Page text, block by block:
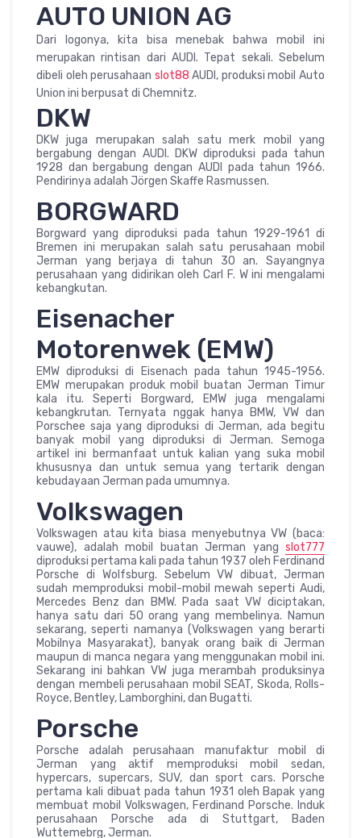
AUTO UNION AG
Dari logonya, kita bisa menebak bahwa mobil ini
merupakan rintisan dari AUDI. Tepat sekali. Sebelum
dibeli oleh perusahaan slot88 AUDI, produksi mobil Auto
Union ini berpusat di Chemnitz.
DKW
DKW juga merupakan salah satu merk mobil yang
bergabung dengan AUDI. DKW diproduksi pada tahun
1928 dan bergabung dengan AUDI pada tahun 1966.
Pendirinya adalah Jörgen Skaffe Rasmussen.
BORGWARD
Borgward yang diproduksi pada tahun 1929-1961 di
Bremen ini merupakan salah satu perusahaan mobil
Jerman yang berjaya di tahun 30 an. Sayangnya
perusahaan yang didirikan oleh Carl F. W ini mengalami
kebangkutan.
Eisenacher
Motorenwek (EMW)
EMW diproduksi di Eisenach pada tahun 1945-1956.
EMW merupakan produk mobil buatan Jerman Timur
kala itu. Seperti Borgward, EMW juga mengalami
kebangkrutan. Ternyata nggak hanya BMW, VW dan
Porschee saja yang diproduksi di Jerman, ada begitu
banyak mobil yang diproduksi di Jerman. Semoga
artikel ini bermanfaat untuk kalian yang suka mobil
khususnya dan untuk semua yang tertarik dengan
kebudayaan Jerman pada umumnya.
Volkswagen
Volkswagen atau kita biasa menyebutnya VW (baca:
vauwe), adalah mobil buatan Jerman yang slot777
diproduksi pertama kali pada tahun 1937 oleh Ferdinand
Porsche di Wolfsburg. Sebelum VW dibuat, Jerman
sudah memproduksi mobil-mobil mewah seperti Audi,
Mercedes Benz dan BMW. Pada saat VW diciptakan,
hanya satu dari 50 orang yang membelinya. Namun
sekarang, seperti namanya (Volkswagen yang berarti
Mobilnya Masyarakat), banyak orang baik di Jerman
maupun di manca negara yang menggunakan mobil ini.
Sekarang ini bahkan VW juga merambah produksinya
dengan membeli perusahaan mobil SEAT, Skoda, Rolls-
Royce, Bentley, Lamborghini, dan Bugatti.
Porsche
Porsche adalah perusahaan manufaktur mobil di
Jerman yang aktif memproduksi mobil sedan,
hypercars, supercars, SUV, dan sport cars. Porsche
pertama kali dibuat pada tahun 1931 oleh Bapak yang
membuat mobil Volkswagen, Ferdinand Porsche. Induk
perusahaan Porsche ada di Stuttgart, Baden
Wuttemebrg, Jerman.